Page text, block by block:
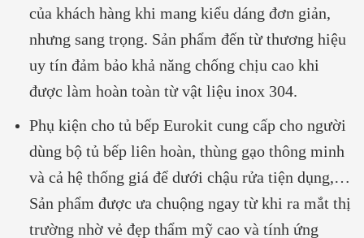
của khách hàng khi mang kiểu dáng đơn giản,
nhưng sang trọng. Sản phẩm đến từ thương hiệu
uy tín đảm bảo khả năng chống chịu cao khi
được làm hoàn toàn từ vật liệu inox 304.
Phụ kiện cho tủ bếp Eurokit cung cấp cho người
dùng bộ tủ bếp liên hoàn, thùng gạo thông minh
và cả hệ thống giá để dưới chậu rửa tiện dụng,…
Sản phẩm được ưa chuộng ngay từ khi ra mắt thị
trường nhờ vẻ đẹp thẩm mỹ cao và tính ứng